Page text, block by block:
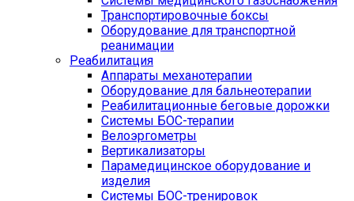
Транспортировочные боксы
Оборудование для транспортной
реанимации
Реабилитация
Аппараты механотерапии
Оборудование для бальнеотерапии
Реабилитационные беговые дорожки
Системы БОС-терапии
Велоэргометры
Вертикализаторы
Парамедицинское оборудование и
изделия
Системы БОС-тренировок